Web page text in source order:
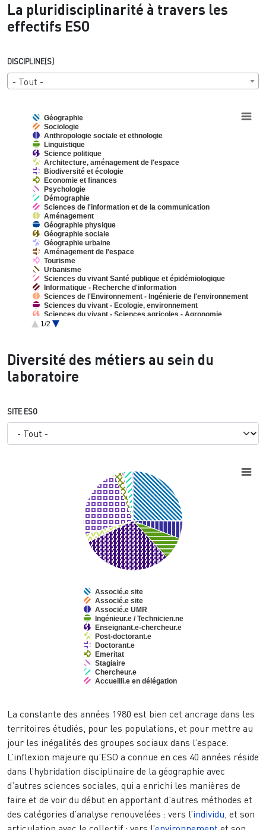
La pluridisciplinarité à travers les
effectifs ESO
DISCIPLINE(S)
- Tout -
Pie chart with 30 slices.
View as data table, Chart
Géographie
Sociologie
Anthropologie sociale et ethnologie
Linguistique
Science politique
Architecture, aménagement de l'espace
Biodiversité et écologie
Economie et finances
Psychologie
Démographie
Sciences de l'information et de la communication
Aménagement
Géographie physique
Géographie sociale
Géographie urbaine
Aménagement de l'espace
Tourisme
Urbanisme
Sciences du vivant Santé publique et épidémiologique
Informatique - Recherche d'information
Sciences de l'Environnement - Ingénierie de l'environnement
Sciences du vivant - Ecologie, environnement
Sciences du vivant - Sciences agricoles - Agronomie
Géomatique
Rudologie
Aménagement de l'espace et urbanisme
Arts plastiques
1/2
Diversité des métiers au sein du
laboratoire
SITE ESO
Pie chart with 11 slices.
View as data table, Chart
Associé.e site
Associé.e site
Associé.e UMR
Ingénieur.e / Technicien.ne
Enseignant.e-chercheur.e
Post-doctorant.e
Doctorant.e
Emeritat
Stagiaire
Chercheur.e
Accueilli.e en délégation
La constante des années 1980 est bien cet ancrage dans les
territoires étudiés, pour les populations, et pour mettre au
jour les inégalités des groupes sociaux dans l’espace.
L’inflexion majeure qu’ESO a connue en ces 40 années réside
dans l’hybridation disciplinaire de la géographie avec
d’autres sciences sociales, qui a enrichi les manières de
faire et de voir du début en apportant d’autres méthodes et
des catégories d’analyse renouvelées : vers l’individu , et son